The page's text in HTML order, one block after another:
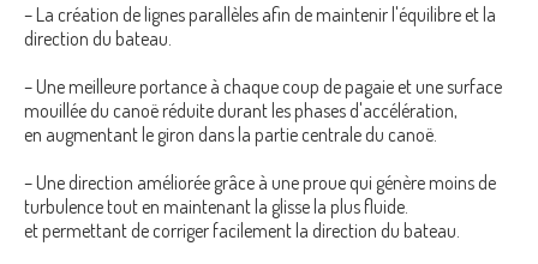
– La création de lignes parallèles afin de maintenir l'équilibre et la
direction du bateau.
– Une meilleure portance à chaque coup de pagaie et une surface
mouillée du canoë réduite durant les phases d'accélération,
en augmentant le giron dans la partie centrale du canoë.
– Une direction améliorée grâce à une proue qui génère moins de
turbulence tout en maintenant la glisse la plus fluide.
et permettant de corriger facilement la direction du bateau.